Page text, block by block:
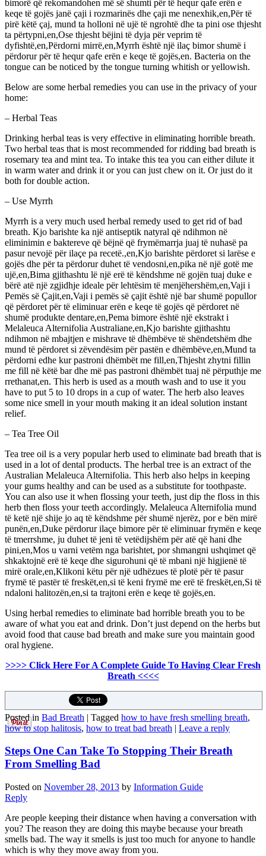
bimorë që rekomandohen më së shumti për të hequr qafe erën e
keqe të gojës janë çaji i rozmarinës dhe çaji me nenexhik,en,Për të
pirë këtë çaj, mund ta holloni në ujë të ngrohtë dhe ta pini ose thjesht
ta përtypni,en,Ose thjesht bëjini të dyja për veprim të
dyfishtë,en,Përdorni mirrë,en,Myrrh është një ilaç bimor shumë i
përdorur për të hequr qafe erën e keqe të gojës,en. Bacteria on the
tongue can be noticed by the tongue turning whitish or yellowish.
Below are some herbal remedies you can use in the privacy of your
home:
– Herbal Teas
Drinking herbal teas is very effective in eliminating horrible breath.
Two herbal teas that is most recommended for ridding bad breath is
rosemary tea and mint tea. To intake this tea you can either dilute it
in warm water and drink it or you can just chew on it. Or just do it
both for double action.
– Use Myrrh
Myrrh is a very much used herbal remedy used to get rid of bad
breath. Kjo barishte ka një antiseptik natyral që ndihmon në
eliminimin e baktereve që bëjnë që frymëmarrja juaj të nuhasë pa
pasur nevojë për ilaçe pa recetë.,en,Kjo barishte përdoret si larëse e
gojës dhe për ta përdorur duhet të vendosni,en,pika në një gotë me
ujë,en,Bima gjithashtu lë një erë të këndshme në gojën tuaj duke e
bërë atë një zgjidhje ideale për lehtësim të menjëhershëm,en,Vaji i
Pemës së Çajit,en,Vaji i pemës së çajit është një bar shumë popullor
që përdoret për të eliminuar erën e keqe të gojës që përdoret në
shumë produkte dentare,en,Pema bimore është një ekstrakt i
Melaleuca Alternifolia Australiane,en,Kjo barishte gjithashtu
ndihmon në mbajtjen e mishrave të dhëmbëve të shëndetshëm dhe
mund të përdoret si zëvendësim për pastën e dhëmbëve,en,Mund ta
përdorni edhe kur pastroni dhëmbët me fill,en,Thjesht zhytni fillin
me fill në këtë bar dhe më pas pastroni dhëmbët tuaj në përputhje me
rrethanat,en. This herb is used as a mouth wash and to use it you
have to put 5 to 10 drops in a cup of water. The herb also leaves
some nice smell in your mouth making it an ideal solution instant
relief.
– Tea Tree Oil
Tea tree oil is a very popular herb used to eliminate bad breath that is
used in a lot of dental products. The herbal tree is an extract of the
Australian Melaleuca Alternifolia. This herb also helps in keeping
your gums healthy and can be used as a substitute for toothpaste.
You can also use it when flossing your teeth, just dip the floss in this
herb then floss your teeth accordingly. Melaleuca Alternifolia mund
të ketë një shije jo aq të këndshme për shumë njerëz, por e bën mirë
punën,en,Duke përdorur ilaçe bimore për të eliminuar frymën e keqe
të tmerrshme, ju duhet të jeni të vetëdijshëm për atë që hani dhe
pini,en,Mos u varni vetëm nga barishtet, por shmangni ushqimet që
shkaktojnë erë të keqe dhe sigurohuni që të mbani një higjienë të
mirë orale,en,Klikoni këtu për një udhëzues të plotë për të pasur
frymë të pastër të freskët,en,si të keni frymë me erë të freskët,en,Si të
ndaloni halitozën,en,si ta trajtoni erën e keqe të gojës,en.
Using herbal remedies to eliminate bad horrible breath you to be
aware of what you eat and drink. Don’t just depend on the herbs but
avoid food that cause bad breath and make sure you maintain good
oral hygiene.
>>>> Click Here For A Complete Guide To Having Clear Fresh
Breath <<<<
Posted in Bad Breath | Tagged how to have fresh smelling breath,
how to stop halitosis, how to treat bad breath | Leave a reply
Steps One Can Take To Stopping Their Breath
From Smelling Bad
Posted on November 28, 2013 by Information Guide
Reply
Are people keeping their distance when having a conversation with
you? The reason they are doing this maybe because your breath
smells bad. The way it smells is just too much for anyone to handle
which is why they move away from you.